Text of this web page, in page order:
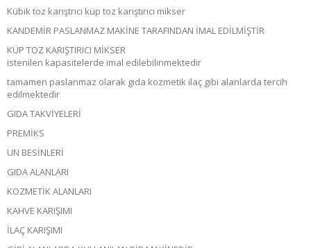
Kübik toz karıştrıcı küp toz karıştırıcı mikser
KANDEMİR PASLANMAZ MAKİNE TARAFINDAN İMAL EDİLMİŞTİR
KÜP TOZ KARIŞTIRICI MİKSER
istenilen kapasitelerde imal edilebilinmektedir
tamamen paslanmaz olarak gıda kozmetik ilaç gibi alanlarda tercih
edilmektedir
GIDA TAKVİYELERİ
PREMİKS
UN BESİNLERİ
GIDA ALANLARI
KOZMETİK ALANLARI
KAHVE KARIŞIMI
İLAÇ KARIŞIMI